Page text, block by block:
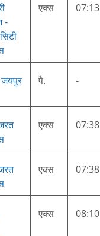
-
एक्स 07:13
पै. -
एक्स 07:38
एक्स 07:38
एक्स 08:10